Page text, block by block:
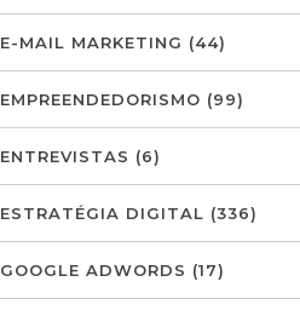
E-MAIL MARKETING (44)
EMPREENDEDORISMO (99)
ENTREVISTAS (6)
ESTRATÉGIA DIGITAL (336)
GOOGLE ADWORDS (17)